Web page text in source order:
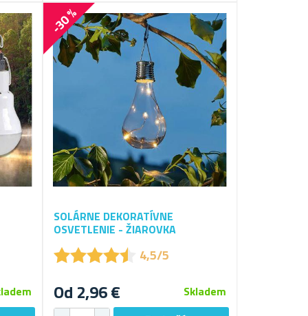
-30 %
SOLÁRNE DEKORATÍVNE
OSVETLENIE - ŽIAROVKA
★★★★★
★★★★★ 4,5/5
Od 2,96 € Skladem